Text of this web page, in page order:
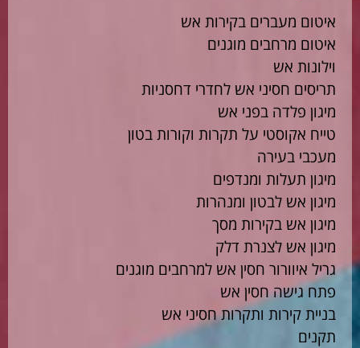
איטום מעברים בקירות אש
איטום מרחבים מוגנים
וילונות אש
תריסים חסיני אש לחדרי דחסניות
מיגון פלדה בפני אש
טייח אקוסטי על תקרות וקורות בטון
מעכבי בעירה
מיגון תעלות ומנדפים
מיגון אש לבטון ומנהרות
מיגון אש בקירות מסך
מיגון אש לצנרת דלק
גריל איוורור חסין אש למרחבים מוגנים
פתח גישה חסין אש
בניית קירות ותקרות חסיני אש
תקנים